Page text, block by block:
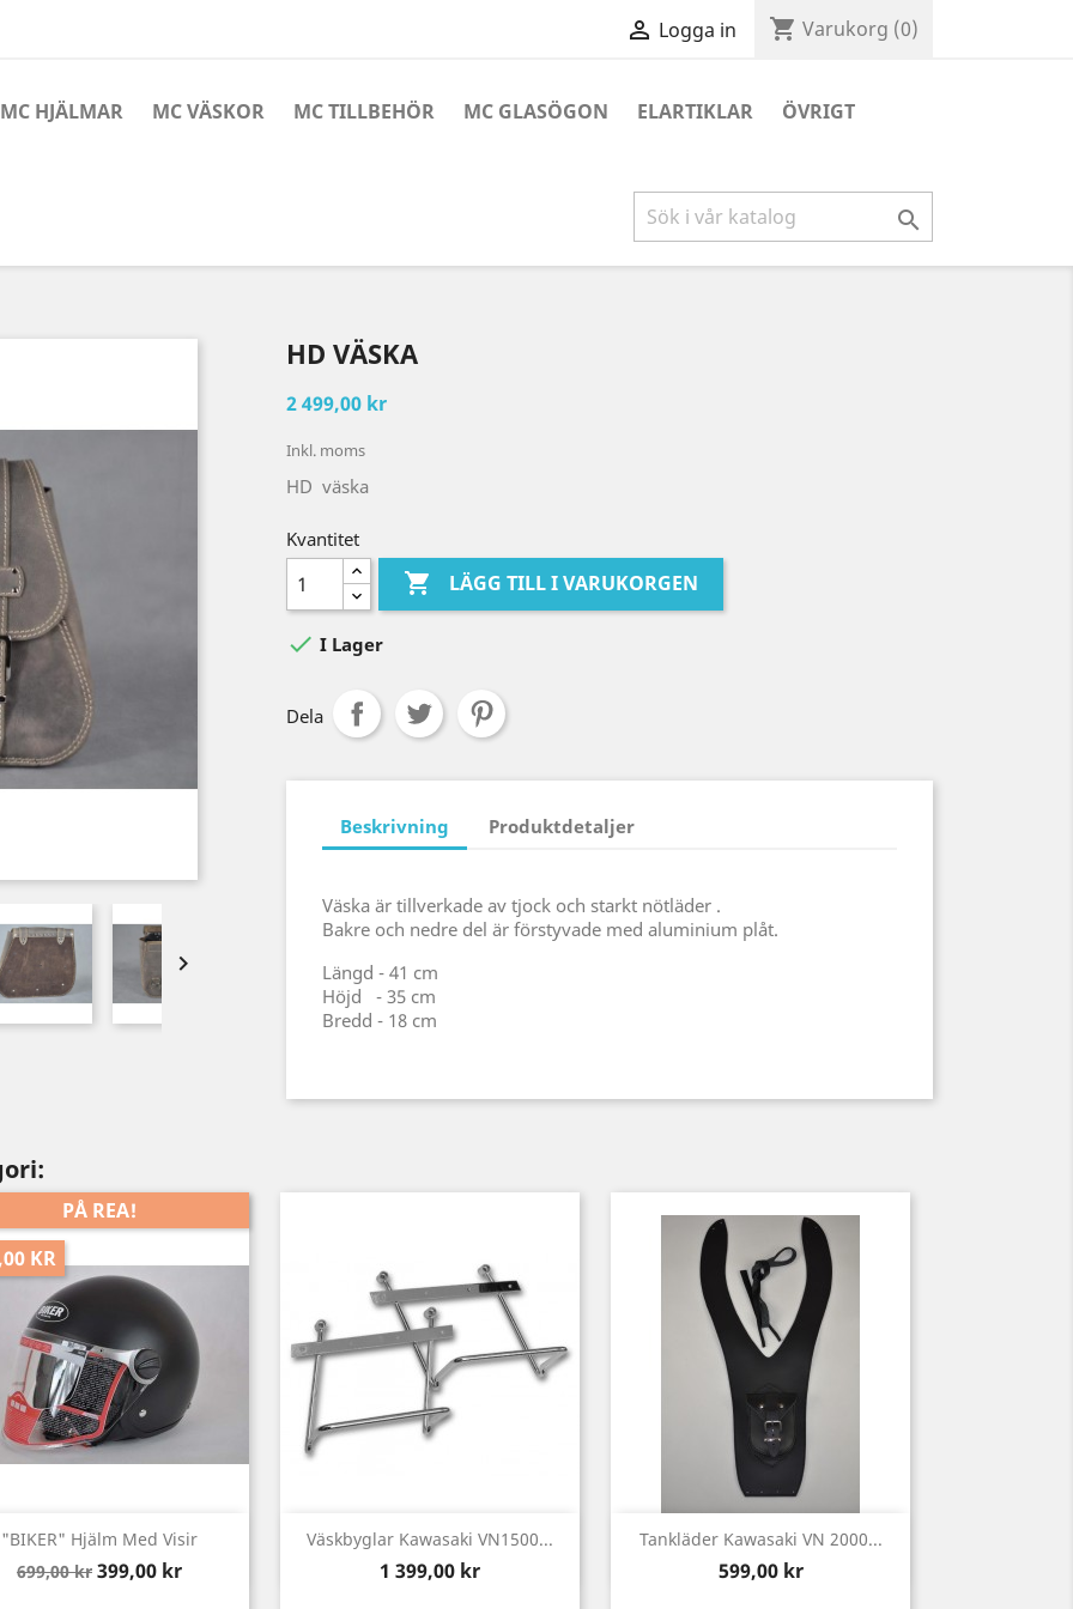
 Logga in shopping_cart Varukorg (0)
MC HJÄLMAR MC VÄSKOR MC TILLBEHÖR MC GLASÖGON ELARTIKLAR ÖVRIGT


HD VÄSKA
2 499,00 kr
Inkl. moms
HD väska
Kvantitet
 LÄGG TILL I VARUKORGEN
 I Lager
Dela
Beskrivning Produktdetaljer
Väska är tillverkade av tjock och starkt nötläder .
Bakre och nedre del är förstyvade med aluminium plåt.
Längd - 41 cm
Höjd - 35 cm
Bredd - 18 cm
"BIKER" Hjälm Med Visir
Baspris
699,00 kr Pris
399,00 kr
PÅ REA!
KR
Snabbvy Väskbyglar Kawasaki VN1500...
Pris
1 399,00 kr
Snabbvy Tankläder Kawasaki VN 2000...
Pris
599,00 kr
Snabbvy